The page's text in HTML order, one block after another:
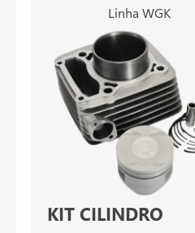
Linha WGK
KIT CILINDRO